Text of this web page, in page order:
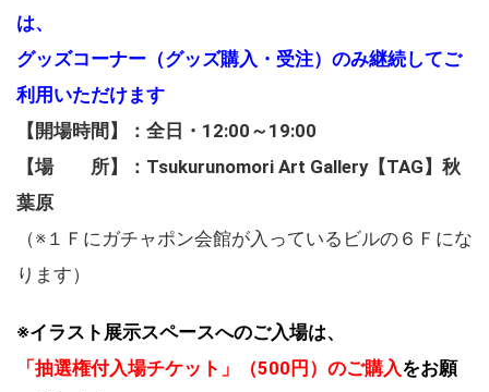
は、
グッズコーナー（グッズ購入・受注）のみ継続してご
利用いただけます
【開場時間】：全日・12:00～19:00
【場 所】：Tsukurunomori Art Gallery【TAG】秋
葉原
（※１Ｆにガチャポン会館が入っているビルの６Ｆにな
ります）
※イラスト展示スペースへのご入場は、
「抽選権付入場チケット」（500円）のご購入をお願